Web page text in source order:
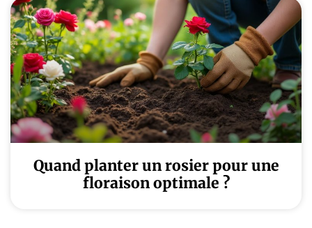
Quand planter un rosier pour une
floraison optimale ?